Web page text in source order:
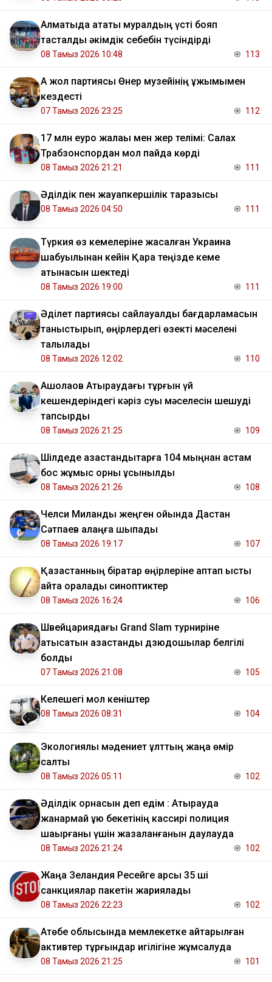
Алматыда атақты муралдың үсті бояп
тасталды әкімдік себебін түсіндірді
08 Тамыз 2026 10:48 113
Ақ жол партиясы Өнер музейінің ұжымымен
кездесті
07 Тамыз 2026 23:25 112
17 млн еуро жалақы мен жер телімі: Салах
Трабзонспордан мол пайда көрді
08 Тамыз 2026 21:21 111
Әділдік пен жауапкершілік таразысы
08 Тамыз 2026 04:50 111
Түркия өз кемелеріне жасалған Украина
шабуылынан кейін Қара теңізде кеме
қатынасын шектеді
08 Тамыз 2026 19:00 111
Әділет партиясы сайлауалды бағдарламасын
таныстырып, өңірлердегі өзекті мәселені
талқылады
08 Тамыз 2026 12:02 110
​Ақшолақов Атыраудағы тұрғын үй
кешендеріндегі кәріз суы мәселесін шешуді
тапсырды
08 Тамыз 2026 21:25 109
​Шілдеде қазақстандықтарға 104 мыңнан астам
бос жұмыс орны ұсынылды
08 Тамыз 2026 21:26 108
Челси Миланды жеңген ойында Дастан
Сәтпаев алаңға шықпады
08 Тамыз 2026 19:17 107
Қазақстанның бірқатар өңірлеріне аптап ыстық
қайта оралады синоптиктер
08 Тамыз 2026 16:24 106
Швейцариядағы Grand Slam турниріне
қатысатын қазақстандық дзюдошылар белгілі
болды
07 Тамыз 2026 21:08 105
Келешегі мол кеніштер
08 Тамыз 2026 08:31 104
Экологиялық мәдениет ұлттың жаңа өмір
салты
08 Тамыз 2026 05:11 102
Әділдік орнасын деп едім : Атырауда
жанармай құю бекетінің кассирі полиция
шақырғаны үшін жазаланғанын даулауда
08 Тамыз 2026 21:24 102
Жаңа Зеландия Ресейге қарсы 35 ші
санкциялар пакетін жариялады
08 Тамыз 2026 22:23 102
​Ақтөбе облысында мемлекетке қайтарылған
активтер тұрғындар игілігіне жұмсалуда
08 Тамыз 2026 21:25 101